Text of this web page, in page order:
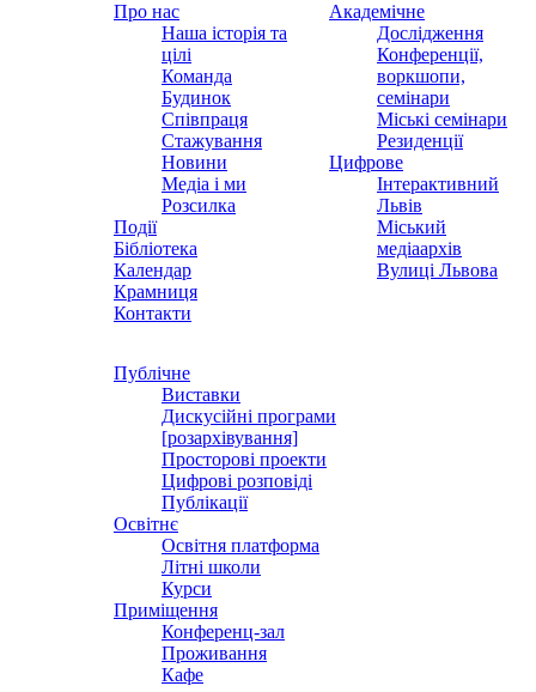
Про нас
Наша історія та
цілі
Команда
Будинок
Співпраця
Стажування
Новини
Медіа і ми
Розсилка
Події
Бібліотека
Календар
Крамниця
Контакти
Академічне
Дослідження
Конференції,
воркшопи,
семінари
Міські семінари
Резиденції
Цифрове
Інтерактивний
Львів
Міський
медіаархів
Вулиці Львова
Публічне
Виставки
Дискусійні програми
[розархівування]
Просторові проекти
Цифрові розповіді
Публікації
Освітнє
Освітня платформа
Літні школи
Курси
Приміщення
Конференц-зал
Проживання
Кафе